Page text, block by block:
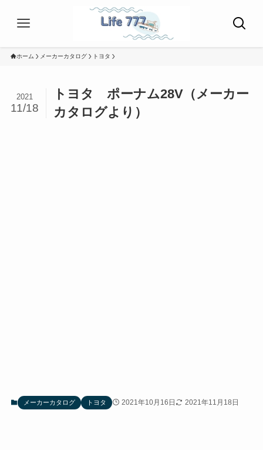
ホーム メーカーカタログ トヨタ
トヨタ ポーナム28V（メーカー
カタログより）
2021
11/18
メーカーカタログ トヨタ 2021年10月16日 2021年11月18日